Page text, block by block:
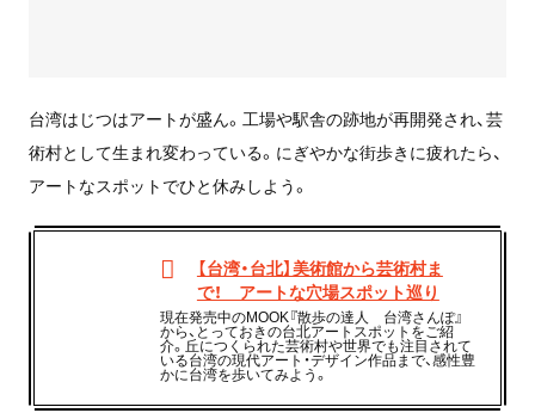
台湾はじつはアートが盛ん。工場や駅舎の跡地が再開発され、芸
術村として生まれ変わっている。にぎやかな街歩きに疲れたら、
アートなスポットでひと休みしよう。
【台湾・台北】美術館から芸術村ま
で！ アートな穴場スポット巡り
現在発売中のMOOK『散歩の達人 台湾さんぽ』
から、とっておきの台北アートスポットをご紹
介。丘につくられた芸術村や世界でも注目されて
いる台湾の現代アート・デザイン作品まで、感性豊
かに台湾を歩いてみよう。